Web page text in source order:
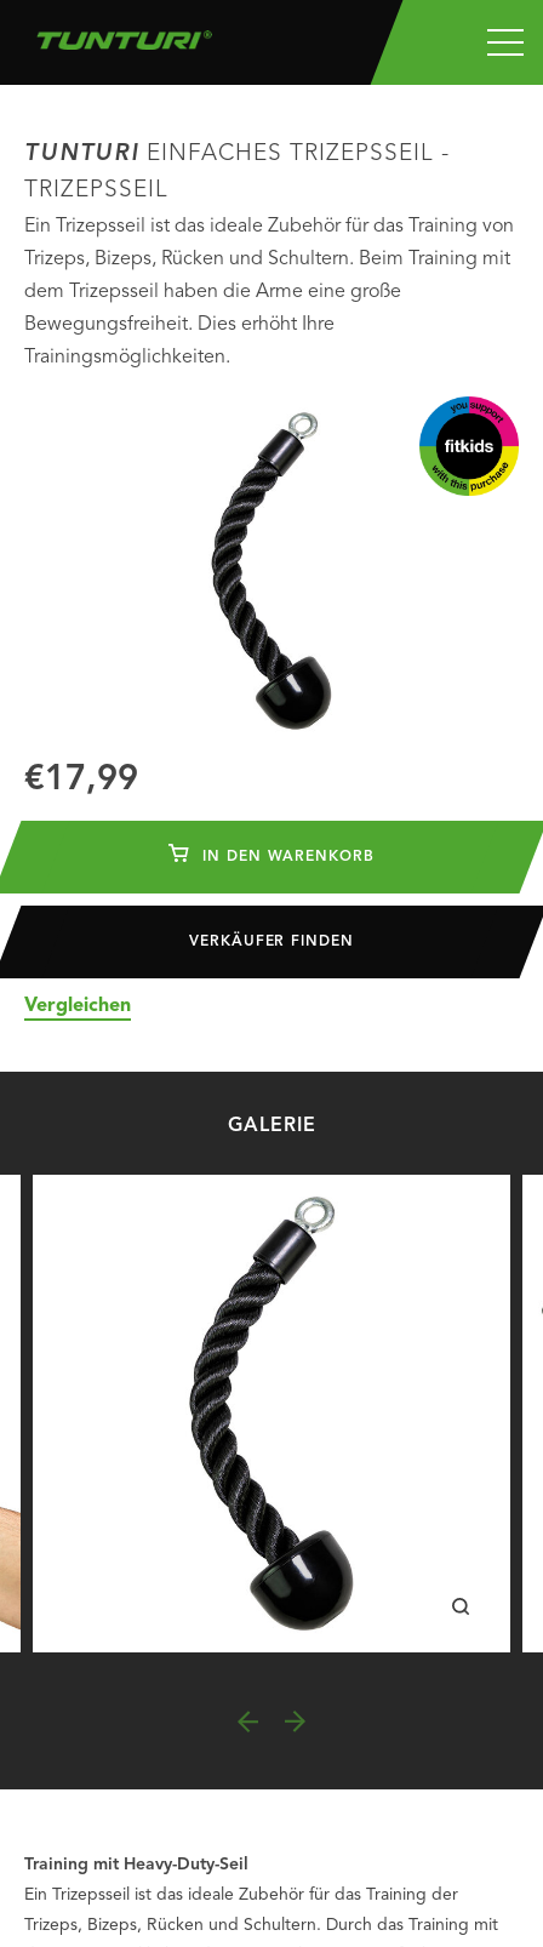
TUNTURI EINFACHES TRIZEPSSEIL -
TRIZEPSSEIL
Ein Trizepsseil ist das ideale Zubehör für das Training von
Trizeps, Bizeps, Rücken und Schultern. Beim Training mit
dem Trizepsseil haben die Arme eine große
Bewegungsfreiheit. Dies erhöht Ihre
Trainingsmöglichkeiten.
€17,99
IN DEN WARENKORB
VERKÄUFER FINDEN
Vergleichen
GALERIE
Training mit Heavy-Duty-Seil
Ein Trizepsseil ist das ideale Zubehör für das Training der
Trizeps, Bizeps, Rücken und Schultern. Durch das Training mit